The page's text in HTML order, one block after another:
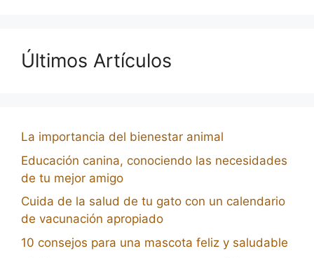
Últimos Artículos
La importancia del bienestar animal
Educación canina, conociendo las necesidades
de tu mejor amigo
Cuida de la salud de tu gato con un calendario
de vacunación apropiado
10 consejos para una mascota feliz y saludable